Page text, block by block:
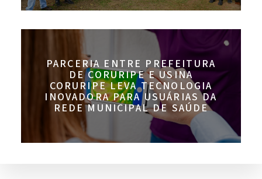
PARCERIA ENTRE PREFEITURA
DE CORURIPE E USINA
CORURIPE LEVA TECNOLOGIA
INOVADORA PARA USUÁRIAS DA
REDE MUNICIPAL DE SAÚDE